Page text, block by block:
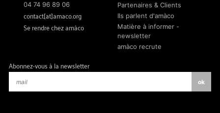
04 74 96 89 06
contact[at]amaco.org
Se rendre chez amàco
Partenaires & Clients
Ils parlent d'amàco
Matière à informer -
newsletter
amàco recrute
Abonnez-vous à la newsletter